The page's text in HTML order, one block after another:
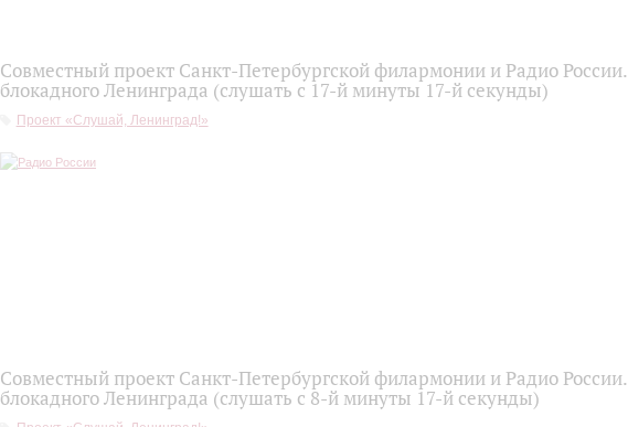
Совместный проект Санкт-Петербургской филармонии и Радио
блокадного Ленинграда (слушать с 17-й минуты 17-й секунды)
Проект «Слушай, Ленинград!»
Совместный проект Санкт-Петербургской филармонии и Радио
блокадного Ленинграда (слушать с 8-й минуты 17-й секунды)